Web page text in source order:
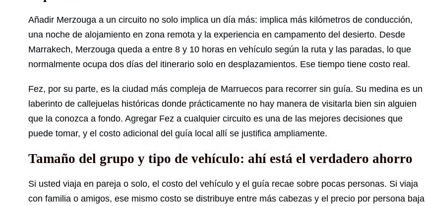
Añadir Merzouga a un circuito no solo implica un día más: implica más kilómetros de conducción,
una noche de alojamiento en zona remota y la experiencia en campamento del desierto. Desde
Marrakech, Merzouga queda a entre 8 y 10 horas en vehículo según la ruta y las paradas, lo que
normalmente ocupa dos días del itinerario solo en desplazamientos. Ese tiempo tiene costo real.
Fez, por su parte, es la ciudad más compleja de Marruecos para recorrer sin guía. Su medina es un
laberinto de callejuelas históricas donde prácticamente no hay manera de visitarla bien sin alguien
que la conozca a fondo. Agregar Fez a cualquier circuito es una de las mejores decisiones que
puede tomar, y el costo adicional del guía local allí se justifica ampliamente.
Tamaño del grupo y tipo de vehículo: ahí está el verdadero ahorro
Si usted viaja en pareja o solo, el costo del vehículo y el guía recae sobre pocas personas. Si viaja
con familia o amigos, ese mismo costo se distribuye entre más cabezas y el precio por persona baja